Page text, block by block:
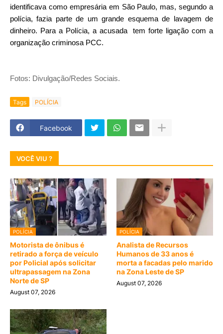
identificava como empresária em São Paulo, mas, segundo a
polícia, fazia parte de um grande esquema de lavagem de
dinheiro. Para a Polícia, a acusada tem forte ligação com a
organização criminosa PCC.
Fotos: Divulgação/Redes Sociais.
Tags POLÍCIA
Facebook
VOCÊ VIU ?
POLÍCIA
Motorista de ônibus é
retirado a força de veículo
por Policial após solicitar
ultrapassagem na Zona
Norte de SP
August 07, 2026
POLÍCIA
Analista de Recursos
Humanos de 33 anos é
morta a facadas pelo marido
na Zona Leste de SP
August 07, 2026